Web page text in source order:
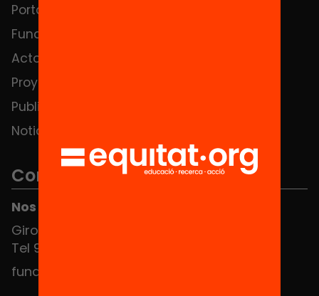
Portada
Fundación
Actos
Proyectos
Publicaciones y vídeos
Noticias
Contacto
Nos puedes encontrar en el HUB Social
Girona 34, interior 08010 Barcelona
Tel 934 588 700
fundacio@equitat.org